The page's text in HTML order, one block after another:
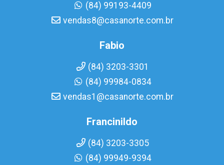
(84) 99193-4409
vendas8@casanorte.com.br
Fabio
(84) 3203-3301
(84) 99984-0834
vendas1@casanorte.com.br
Francinildo
(84) 3203-3305
(84) 99949-9394